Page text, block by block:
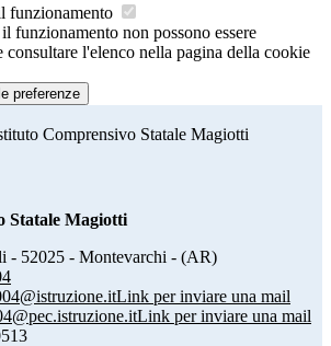
funzionamento
funzionamento non possono essere
l'elenco nella pagina della cookie
preferenze
Comprensivo Statale Magiotti
Statale Magiotti
- 52025 - Montevarchi - (AR)
Link per inviare una mail
Link per inviare una mail